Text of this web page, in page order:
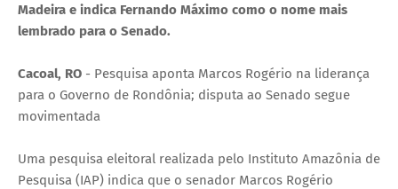
Madeira e indica Fernando Máximo como o nome mais
lembrado para o Senado.
Cacoal, RO - Pesquisa aponta Marcos Rogério na liderança
para o Governo de Rondônia; disputa ao Senado segue
movimentada
Uma pesquisa eleitoral realizada pelo Instituto Amazônia de
Pesquisa (IAP) indica que o senador Marcos Rogério